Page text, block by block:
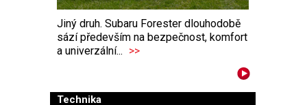
Jiný druh. Subaru Forester dlouhodobě
sází především na bezpečnost, komfort
a univerzální... >>
Technika